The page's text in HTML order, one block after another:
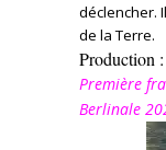
déclencher.
de la Terre.
Production
Première
Berlinale